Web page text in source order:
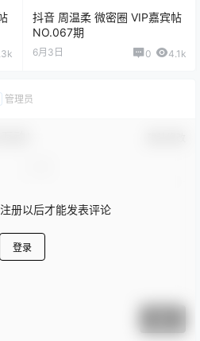
抖音 周温柔 微密圈 VIP嘉宾帖
NO.067期
6月3日 0 4.1k
管理员
册以后才能发表评论
登录